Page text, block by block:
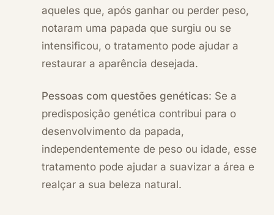
aqueles que, após ganhar ou perder peso,
notaram uma papada que surgiu ou se
intensificou, o tratamento pode ajudar a
restaurar a aparência desejada.
Pessoas com questões genéticas: Se a
predisposição genética contribui para o
desenvolvimento da papada,
independentemente de peso ou idade, esse
tratamento pode ajudar a suavizar a área e
realçar a sua beleza natural.